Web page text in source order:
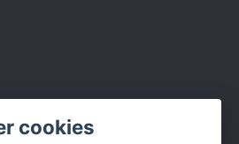
cookies